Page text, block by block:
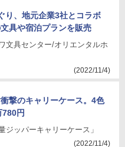
り、地元企業3社とコラボ
具や宿泊プランを販売
文具センター/オリエンタルホ
(2022/11/4)
撃のキャリーケース。4色
780円
ジッパーキャリーケース」
(2022/11/4)